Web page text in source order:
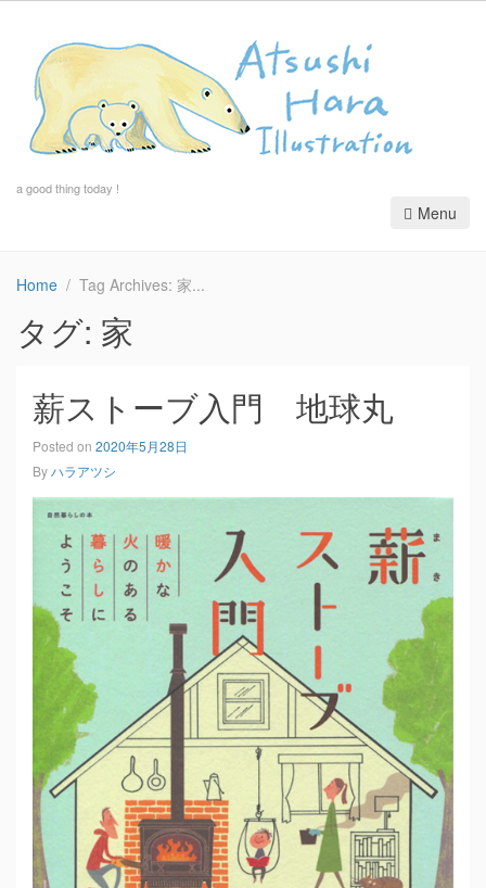
a good thing today !
Menu
Home Tag Archives: 家
タグ: 家
薪ストーブ入門 地球丸
Posted on 2020年5月28日
Byハラアツシ